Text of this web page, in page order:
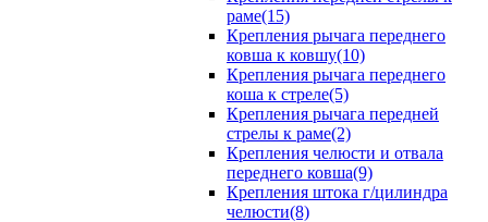
раме(15)
Крепления рычага переднего
ковша к ковшу(10)
Крепления рычага переднего
коша к стреле(5)
Крепления рычага передней
стрелы к раме(2)
Крепления челюсти и отвала
переднего ковша(9)
Крепления штока г/цилиндра
челюсти(8)